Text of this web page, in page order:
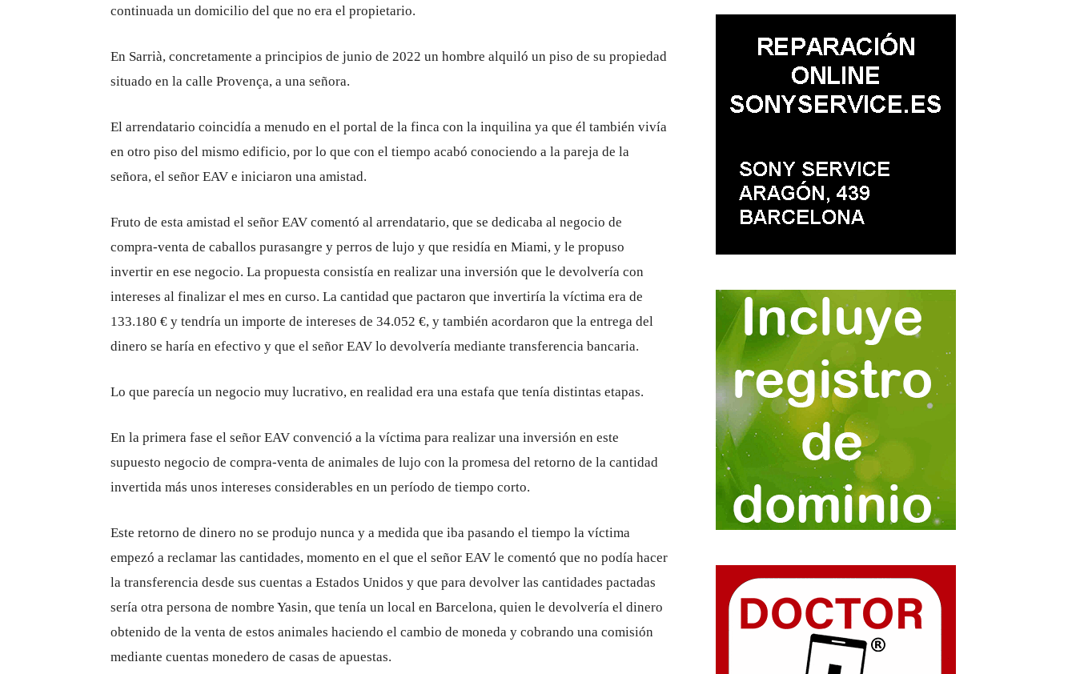
continuada un domicilio del que no era el propietario.
En Sarrià, concretamente a principios de junio de 2022 un hombre alquiló un piso de su propiedad
situado en la calle Provença, a una señora.
El arrendatario coincidía a menudo en el portal de la finca con la inquilina ya que él también vivía
en otro piso del mismo edificio, por lo que con el tiempo acabó conociendo a la pareja de la
señora, el señor EAV e iniciaron una amistad.
Fruto de esta amistad el señor EAV comentó al arrendatario, que se dedicaba al negocio de
compra-venta de caballos purasangre y perros de lujo y que residía en Miami, y le propuso
invertir en ese negocio. La propuesta consistía en realizar una inversión que le devolvería con
intereses al finalizar el mes en curso. La cantidad que pactaron que invertiría la víctima era de
133.180 € y tendría un importe de intereses de 34.052 €, y también acordaron que la entrega del
dinero se haría en efectivo y que el señor EAV lo devolvería mediante transferencia bancaria.
Lo que parecía un negocio muy lucrativo, en realidad era una estafa que tenía distintas etapas.
En la primera fase el señor EAV convenció a la víctima para realizar una inversión en este
supuesto negocio de compra-venta de animales de lujo con la promesa del retorno de la cantidad
invertida más unos intereses considerables en un período de tiempo corto.
Este retorno de dinero no se produjo nunca y a medida que iba pasando el tiempo la víctima
empezó a reclamar las cantidades, momento en el que el señor EAV le comentó que no podía hacer
la transferencia desde sus cuentas a Estados Unidos y que para devolver las cantidades pactadas
sería otra persona de nombre Yasin, que tenía un local en Barcelona, ​​quien le devolvería el dinero
obtenido de la venta de estos animales haciendo el cambio de moneda y cobrando una comisión
mediante cuentas monedero de casas de apuestas.